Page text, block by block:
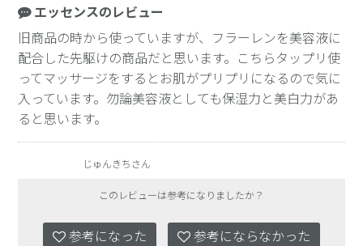
エッセンスのレビュー
旧商品の時から使っていますが、フラーレンを美容液に
配合した先駆けの商品だと思います。こちらタップリ使
ってマッサージをするとお肌がプリプリになるので気に
入っています。勿論美容液としても保湿力と美白力があ
ると思います。
じゅんきちさん
このレビューは参考になりましたか？
参考になった 参考にならなかった